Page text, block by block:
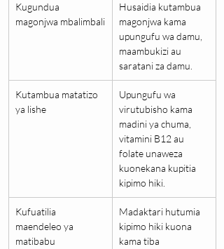
Kugundua
magonjwa mbalimbali
Husaidia kutambua
magonjwa kama
upungufu wa damu,
maambukizi au
saratani za damu.
Kutambua matatizo
ya lishe
Upungufu wa
virutubisho kama
madini ya chuma,
vitamini B12 au
folate unaweza
kuonekana kupitia
kipimo hiki.
Kufuatilia
maendeleo ya
matibabu
Madaktari hutumia
kipimo hiki kuona
kama tiba